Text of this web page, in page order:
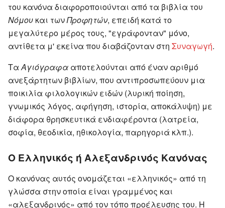
του κανόνα διαφοροποιούνται από τα βιβλία του
Νόμου και τωνΠροφητών, επειδή κατά το
μεγαλύτερο μέρος τους, "εγράφονταν" μόνο,
αντίθετα μ' εκείνα που διαβάζονταν στη Συναγωγή.
Τα Αγιόγραφα αποτελούνται από έναν αριθμό
ανεξάρτητων βιβλίων, που αντιπροσωπεύουν μια
ποικιλία φιλολογικών ειδών (λυρική ποίηση,
γνωμικός λόγος, αφήγηση, ιστορία, αποκάλυψη) με
διάφορα θρησκευτικά ενδιαφέροντα (λατρεία,
σοφία, θεοδικία, ηθικολογία, παρηγοριά κλπ.).
Ο Ελληνικός ή Αλεξανδρινός Κανόνας
Ο κανόνας αυτός ονομάζεται «ελληνικός» από τη
γλώσσα στην οποία είναι γραμμένος και
«αλεξανδρινός» από τον τόπο προέλευσης του. Η